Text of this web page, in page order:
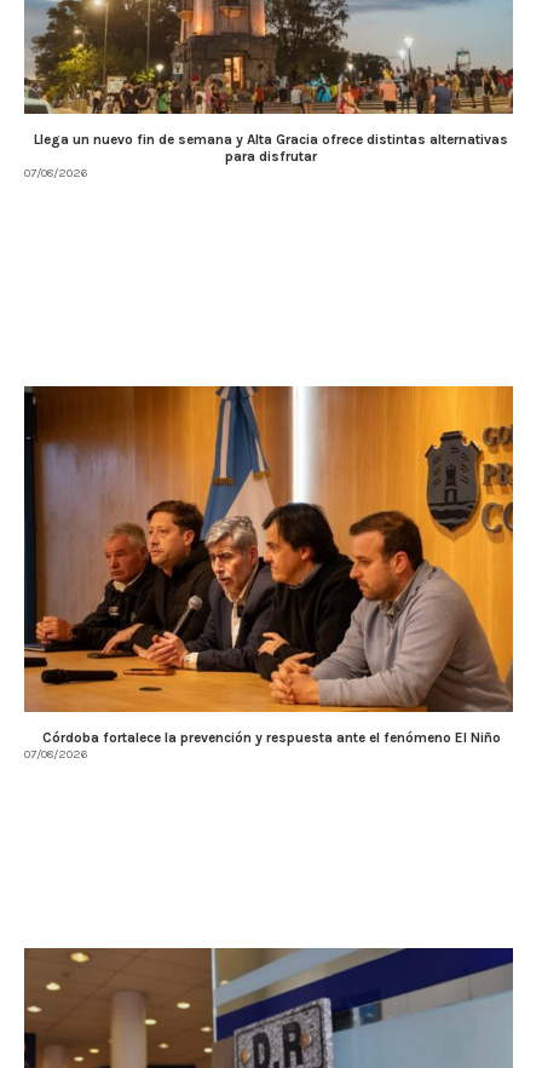
Llega un nuevo fin de semana y Alta Gracia ofrece distintas alternativas
para disfrutar
07/08/2026
Córdoba fortalece la prevención y respuesta ante el fenómeno El Niño
07/08/2026